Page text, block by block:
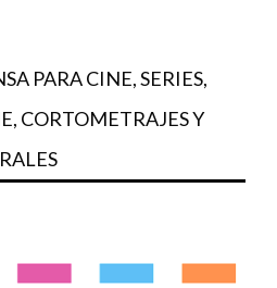
PARA CINE, SERIES,
CORTOMETRAJES Y